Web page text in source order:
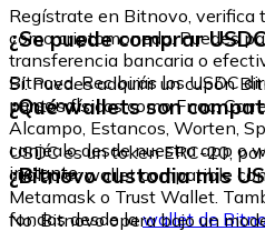
Regístrate en Bitnovo, verifica
como criptomoneda. Puedes
transferencia bancaria o
Bitnovo. Recibirás los USDC
personal.
¿Se puede comprar
Sí. Puedes adquirir un cupón
puntos físicos como Fnac,
Alcampo, Estancos, Worten,
canjéalo desde nuestra app o
instante.
¿Qué wallets son
USDC es un token ERC-20,
cualquier wallet compatible
Metamask o Trust Wallet.
fondos desde lawallet de
¿Bitnovo custodia mis
No. Bitnovo opera bajo un